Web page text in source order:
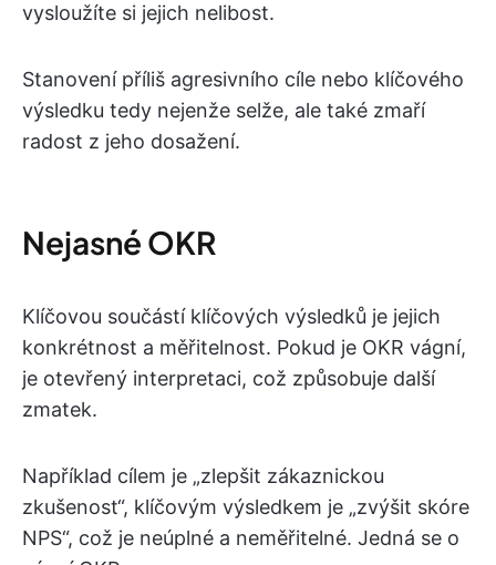
vysloužíte si jejich nelibost.
Stanovení příliš agresivního cíle nebo klíčového
výsledku tedy nejenže selže, ale také zmaří
radost z jeho dosažení.
Nejasné OKR
Klíčovou součástí klíčových výsledků je jejich
konkrétnost a měřitelnost. Pokud je OKR vágní,
je otevřený interpretaci, což způsobuje další
zmatek.
Například cílem je „zlepšit zákaznickou
zkušenost“, klíčovým výsledkem je „zvýšit skóre
NPS“, což je neúplné a neměřitelné. Jedná se o